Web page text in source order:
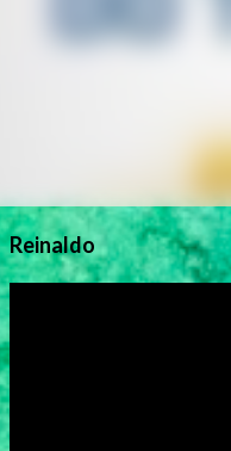
Reinaldo